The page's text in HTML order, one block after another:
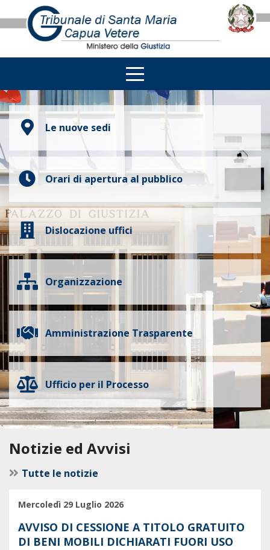
Le nuove sedi
Orari di apertura al pubblico
Dislocazione uffici
Organizzazione
Amministrazione Trasparente
Ufficio per il Processo
Notizie ed Avvisi
Tutte le notizie
Mercoledì 29 Luglio 2026
AVVISO DI CESSIONE A TITOLO GRATUITO
DI BENI MOBILI DICHIARATI FUORI USO